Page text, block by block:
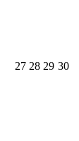
27 28 29 30